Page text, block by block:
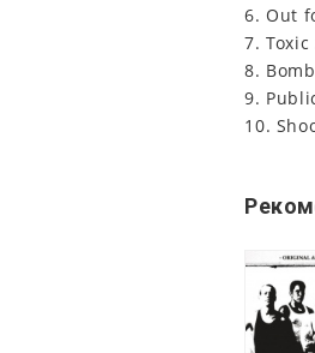
6. Out
7. Toxic
8.
9.
10.